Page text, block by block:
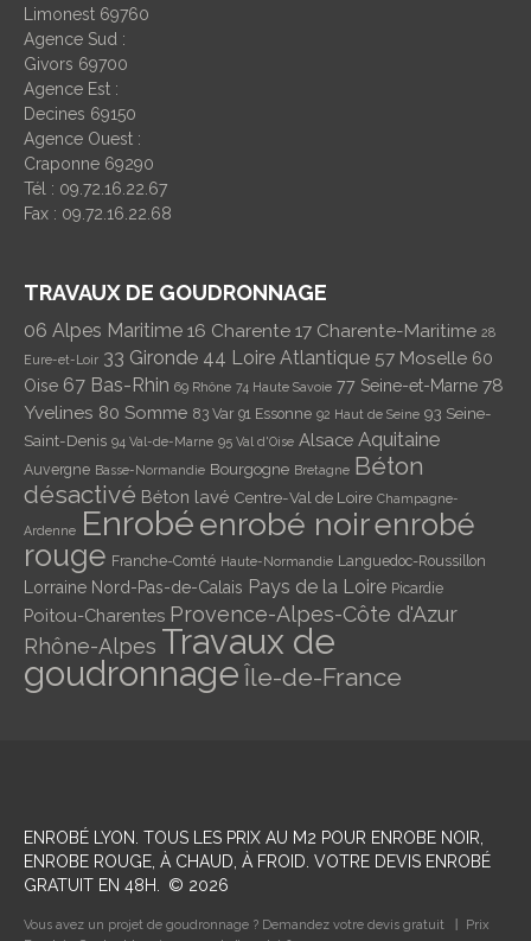
Limonest 69760
Agence Sud :
Givors 69700
Agence Est :
Decines 69150
Agence Ouest :
Craponne 69290
Tél : 09.72.16.22.67
Fax : 09.72.16.22.68
TRAVAUX DE GOUDRONNAGE
06 Alpes Maritime 16 Charente 17 Charente-Maritime 28
Eure-et-Loir 33 Gironde 44 Loire Atlantique 57 Moselle 60
Oise 67 Bas-Rhin 69 Rhône 74 Haute Savoie 77 Seine-et-Marne 78
Yvelines 80 Somme 83 Var 91 Essonne 92 Haut de Seine 93 Seine-
Saint-Denis 94 Val-de-Marne 95 Val d'Oise Alsace Aquitaine
Auvergne Basse-Normandie Bourgogne Bretagne Béton
désactivé Béton lavé Centre-Val de Loire Champagne-
Ardenne Enrobéenrobé noirenrobé
rouge Franche-Comté Haute-Normandie Languedoc-Roussillon
Lorraine Nord-Pas-de-Calais Pays de la Loire Picardie
Poitou-Charentes Provence-Alpes-Côte d'Azur
Rhône-Alpes Travaux de
goudronnage Île-de-France
ENROBÉ LYON . TOUS LES PRIX AU M2 POUR ENROBE NOIR,
ENROBE ROUGE, À CHAUD, À FROID. VOTRE DEVIS ENROBÉ
GRATUIT EN 48H.
© 2026
Vous avez un projet de goudronnage ? Demandez votre devis gratuit
Prix